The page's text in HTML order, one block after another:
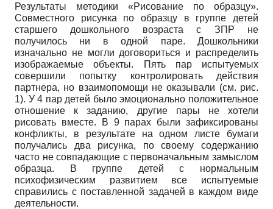
Результаты методики «Рисование по образцу».
Совместного рисунка по образцу в группе детей
старшего дошкольного возраста с ЗПР не
получилось ни в одной паре. Дошкольники
изначально не могли договориться и распределить
изображаемые объекты. Пять пар испытуемых
совершили попытку контролировать действия
партнера, но взаимопомощи не оказывали (см. рис.
1). У 4 пар детей было эмоционально положительное
отношение к заданию, другие пары не хотели
рисовать вместе. В 9 парах были зафиксированы
конфликты, в результате на одном листе бумаги
получались два рисунка, по своему содержанию
часто не совпадающие с первоначальным замыслом
образца. В группе детей с нормальным
психофизическим развитием все испытуемые
справились с поставленной задачей в каждом виде
деятельности.